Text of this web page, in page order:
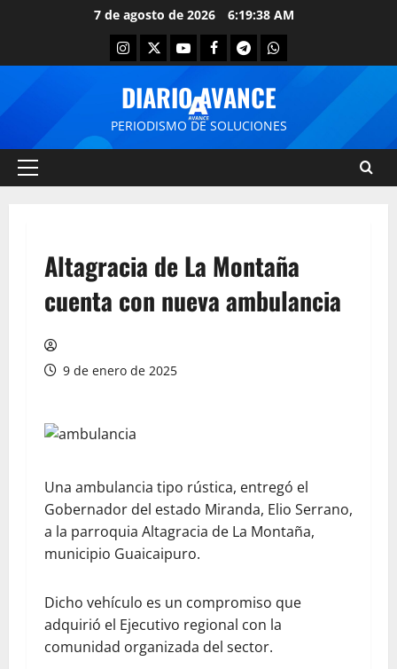
7 de agosto de 2026 6:19:38 AM
DIARIO AVANCE
PERIODISMO DE SOLUCIONES
Altagracia de La Montaña
cuenta con nueva ambulancia
9 de enero de 2025
Una ambulancia tipo rústica, entregó el
Gobernador del estado Miranda, Elio Serrano,
a la parroquia Altagracia de La Montaña,
municipio Guaicaipuro.
Dicho vehículo es un compromiso que
adquirió el Ejecutivo regional con la
comunidad organizada del sector.